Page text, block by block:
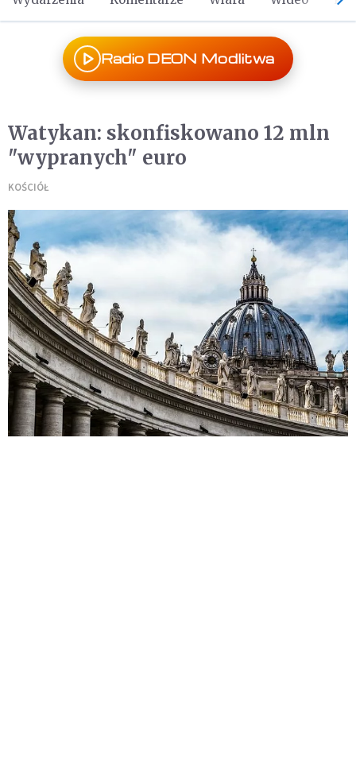
Radio DEON Modlitwa
Watykan: skonfiskowano 12 mln
"wypranych" euro
KOŚCIÓŁ